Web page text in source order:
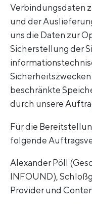
Verbindungsdaten
und der
uns die Daten zur
Sicherstellung der
beschränkte
durch unsere
Für die
folgende
Alexander Pöll
INFOUND),
Provider und